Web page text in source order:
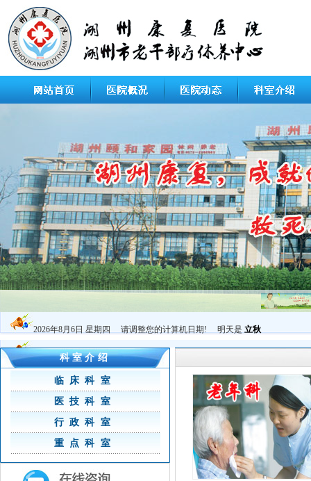
2026年8月6日 星期四 请调整您的计算机日期! 明天是 立秋
科室介绍
临床科室
医技科室
行政科室
重点科室